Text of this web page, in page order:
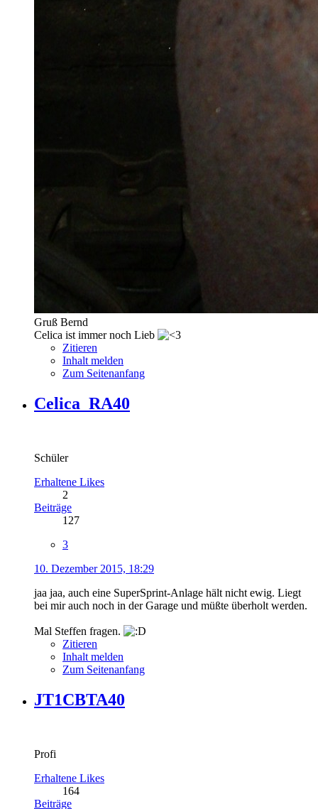
Gruß Bernd
Celica ist immer noch Lieb
Zitieren
Inhalt melden
Zum Seitenanfang
Celica_RA40
Schüler
Erhaltene Likes
2
Beiträge
127
3
10. Dezember 2015, 18:29
jaa jaa, auch eine SuperSprint-Anlage hält nicht ewig. Liegt
bei mir auch noch in der Garage und müßte überholt werden.
Mal Steffen fragen.
Zitieren
Inhalt melden
Zum Seitenanfang
JT1CBTA40
Profi
Erhaltene Likes
164
Beiträge